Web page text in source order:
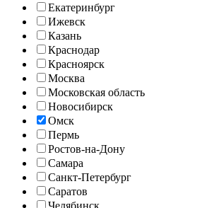
Екатеринбург
Ижевск
Казань
Краснодар
Красноярск
Москва
Московская область
Новосибирск
Омск
Пермь
Ростов-на-Дону
Самара
Санкт-Петербург
Саратов
Челябинск